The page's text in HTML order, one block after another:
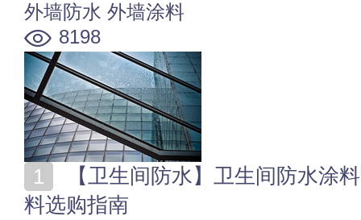
外墙防水 外墙涂料
8198
料选购指南